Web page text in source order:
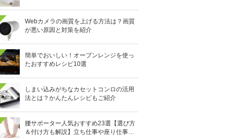
Webカメラの画質を上げる方法は？画質
が悪い原因と対策を紹介
簡単でおいしい！オーブンレンジを使っ
たおすすめレシピ10選
しまい込みがちなカセットコンロの活用
法とは？かんたんレシピもご紹介
腰サポーター人気おすすめ23選【選び方
＆付け方も解説】立ち仕事や座り仕事、